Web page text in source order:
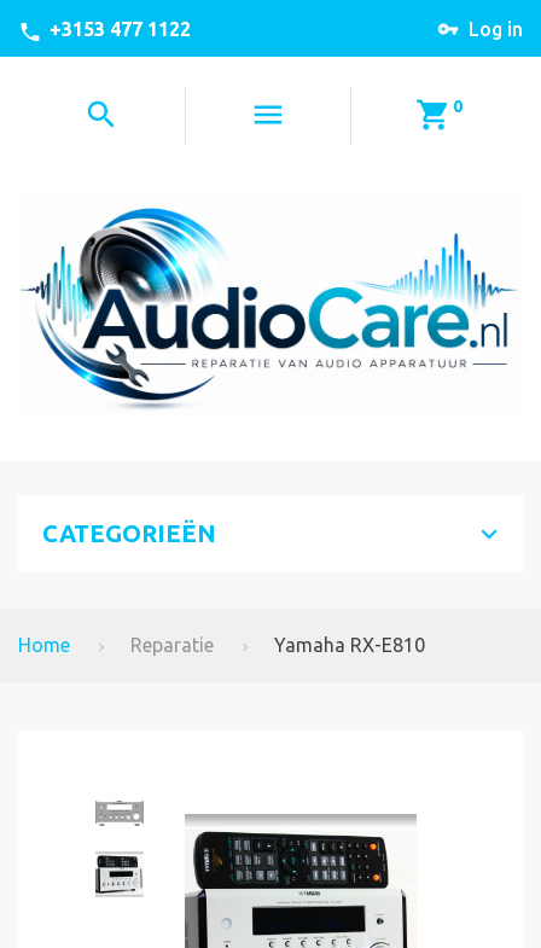
Log in
+3153 477 1122
0
CATEGORIEËN
Home Reparatie Yamaha RX-E810